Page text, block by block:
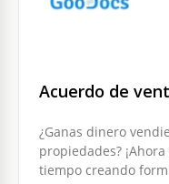
Acuerdo de
¿Ganas dinero
propiedades?
tiempo creando